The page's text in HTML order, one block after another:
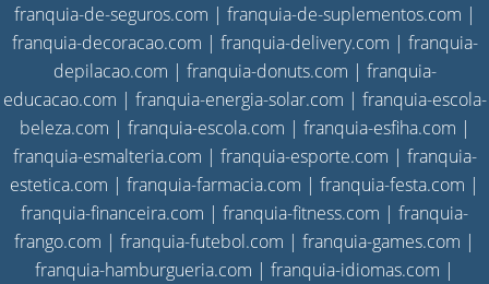
franquia-de-seguros.com | franquia-de-suplementos.com |
franquia-decoracao.com | franquia-delivery.com | franquia-
depilacao.com | franquia-donuts.com | franquia-
educacao.com | franquia-energia-solar.com | franquia-escola-
beleza.com | franquia-escola.com | franquia-esfiha.com |
franquia-esmalteria.com | franquia-esporte.com | franquia-
estetica.com | franquia-farmacia.com | franquia-festa.com |
franquia-financeira.com | franquia-fitness.com | franquia-
frango.com | franquia-futebol.com | franquia-games.com |
franquia-hamburgueria.com | franquia-idiomas.com |